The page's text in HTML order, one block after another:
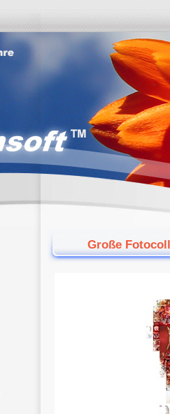
Große